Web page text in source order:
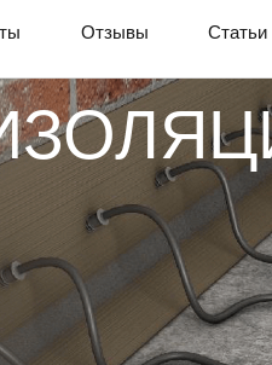
Отзывы Статьи